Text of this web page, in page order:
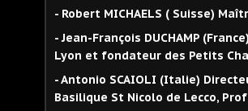
- Robert MICHAELS ( Suisse)
- Jean-François DUCHAMP
Lyon et fondateur des Petits
- Antonio SCAIOLI (Italie)
Basilique St Nicolo de Lecco,